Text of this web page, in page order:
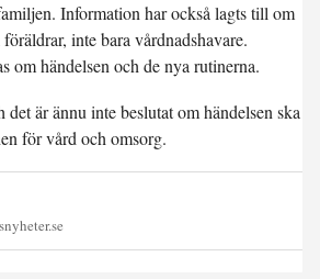
Information har också lagts till om
inte bara vårdnadshavare.
om händelsen och de nya rutinerna.
är ännu inte beslutat om händelsen ska
för vård och omsorg.